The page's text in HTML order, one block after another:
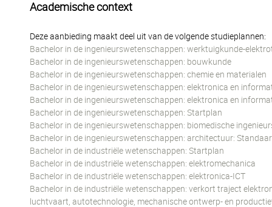
Academische context
Deze aanbieding maakt deel uit van de volgende studieplannen:
Bachelor in de ingenieurswetenschappen: werktuigkunde-
Bachelor in de ingenieurswetenschappen: bouwkunde
Bachelor in de ingenieurswetenschappen: chemie en materialen
Bachelor in de ingenieurswetenschappen: elektronica en
Bachelor in de ingenieurswetenschappen: elektronica en
Bachelor in de ingenieurswetenschappen: Startplan
Bachelor in de ingenieurswetenschappen: biomedische
Bachelor in de ingenieurswetenschappen: architectuur:
Bachelor in de industriële wetenschappen: Startplan
Bachelor in de industriële wetenschappen: elektromechanica
Bachelor in de industriële wetenschappen: elektronica-ICT
Bachelor in de industriële wetenschappen: verkort traject
luchtvaart, autotechnologie, mechanische ontwerp- en